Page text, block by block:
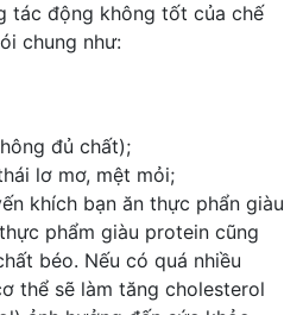
tác động không tốt của chế
chung như:
đủ chất);
lơ mơ, mệt mỏi;
khích bạn ăn thực phẩn giàu
thực phẩm giàu protein cũng
béo. Nếu có quá nhiều
thể sẽ làm tăng cholesterol